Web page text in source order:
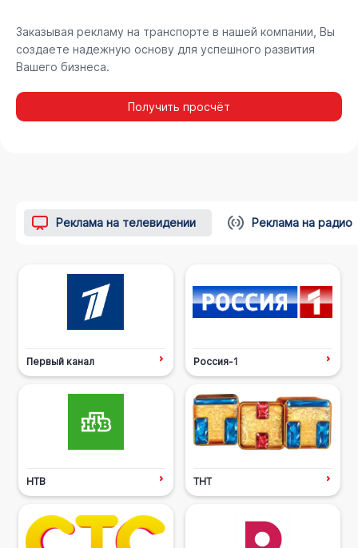
Заказывая рекламу на транспорте в нашей компании, Вы
создаете надежную основу для успешного развития
Вашего бизнеса.
Получить просчёт
Реклама на телевидении Реклама на радио
Первый канал Россия-1
НТВ ТНТ